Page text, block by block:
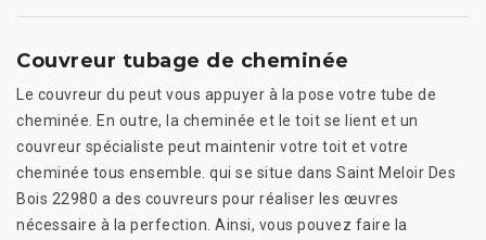
Couvreur tubage de cheminée
Le couvreur du peut vous appuyer à la pose votre tube de
cheminée. En outre, la cheminée et le toit se lient et un
couvreur spécialiste peut maintenir votre toit et votre
cheminée tous ensemble. qui se situe dans Saint Meloir Des
Bois 22980 a des couvreurs pour réaliser les œuvres
nécessaire à la perfection. Ainsi, vous pouvez faire la